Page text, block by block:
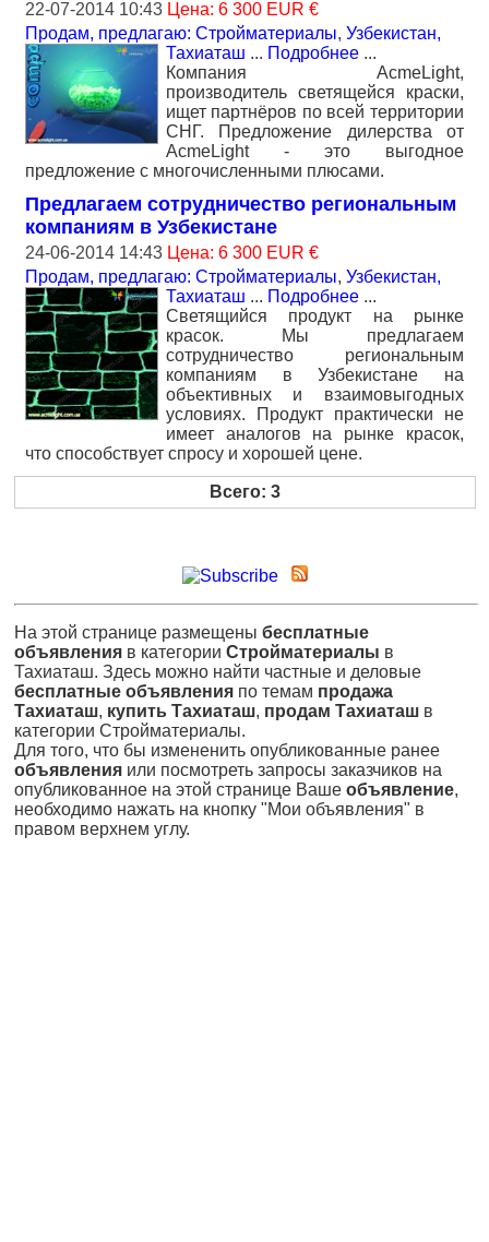
22-07-2014 10:43 Цена: 6 300 EUR €
Продам, предлагаю: Стройматериалы, Узбекистан,
Тахиаташ ... Подробнее ...
Компания AcmeLight,
производитель светящейся краски,
ищет партнёров по всей территории
СНГ. Предложение дилерства от
AcmeLight - это выгодное
предложение с многочисленными плюсами.
Предлагаем сотрудничество региональным
компаниям в Узбекистане
24-06-2014 14:43 Цена: 6 300 EUR €
Продам, предлагаю: Стройматериалы, Узбекистан,
Тахиаташ ... Подробнее ...
Светящийся продукт на рынке
красок. Мы предлагаем
сотрудничество региональным
компаниям в Узбекистане на
объективных и взаимовыгодных
условиях. Продукт практически не
имеет аналогов на рынке красок,
что способствует спросу и хорошей цене.
Всего: 3
На этой странице размещены бесплатные
объявления в категории Стройматериалы в
Тахиаташ. Здесь можно найти частные и деловые
бесплатные объявления по темам продажа
Тахиаташ, купить Тахиаташ, продам Тахиаташ в
категории Стройматериалы.
Для того, что бы измененить опубликованные ранее
объявления или посмотреть запросы заказчиков на
опубликованное на этой странице Ваше объявление,
необходимо нажать на кнопку "Мои объявления" в
правом верхнем углу.